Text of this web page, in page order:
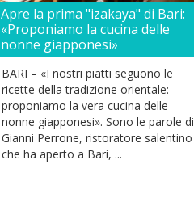
Apre la prima "izakaya" di Bari:
«Proponiamo la cucina delle
nonne giapponesi»
BARI – «I nostri piatti seguono le
ricette della tradizione orientale:
proponiamo la vera cucina delle
nonne giapponesi». Sono le parole di
Gianni Perrone, ristoratore salentino
che ha aperto a Bari, ...